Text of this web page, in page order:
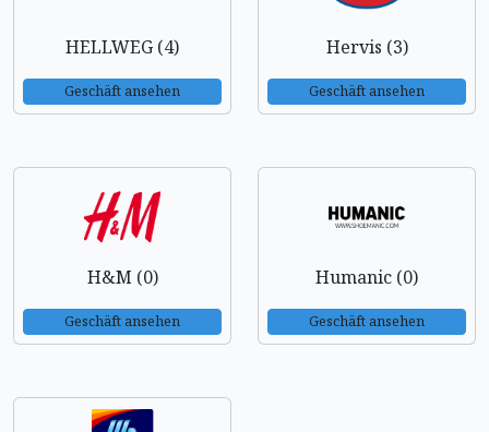
HELLWEG (4)
Geschäft ansehen
Hervis (3)
Geschäft ansehen
H&M (0)
Geschäft ansehen
Humanic (0)
Geschäft ansehen